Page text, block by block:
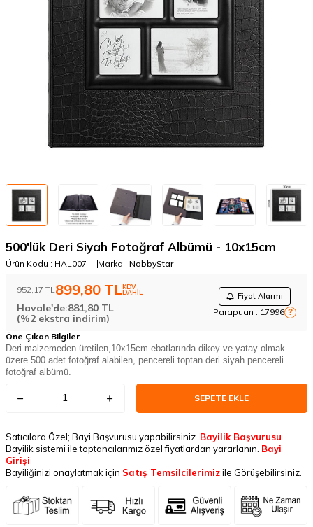
500'lük Deri Siyah Fotoğraf Albümü - 10x15cm
Ürün Kodu : HAL007 Marka : NobbyStar
952,17TL899,80 TLKDV
DAHİL Fiyat Alarmı
Parapuan : 17996 ?
Havale'de:881,80 TL
(%2 ekstra indirim)
Öne Çıkan Bilgiler
Deri malzemeden üretilen, 10x15cm ebatlarında dikey ve yatay olmak
üzere 500 adet fotoğraf alabilen, pencereli toptan deri siyah pencereli
fotoğraf albümü.
SEPETE EKLE
Satıcılara Özel; Bayi Başvurusu yapabilirsiniz. Bayilik Başvurusu
Bayilik sistemi ile toptancılarımız özel fiyatlardan yararlanın. Bayi
Girişi
Bayiliğinizi onaylatmak için Satış Temsilcilerimizile Görüşebilirsiniz.